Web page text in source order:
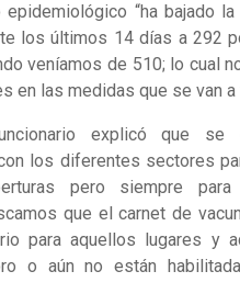
“ha bajado la
los últimos 14 días a 292
veníamos de 510; lo cual
en las medidas que se van a
explicó que se
los diferentes sectores
pero siempre para
que el carnet de
para aquellos lugares y
o aún no están